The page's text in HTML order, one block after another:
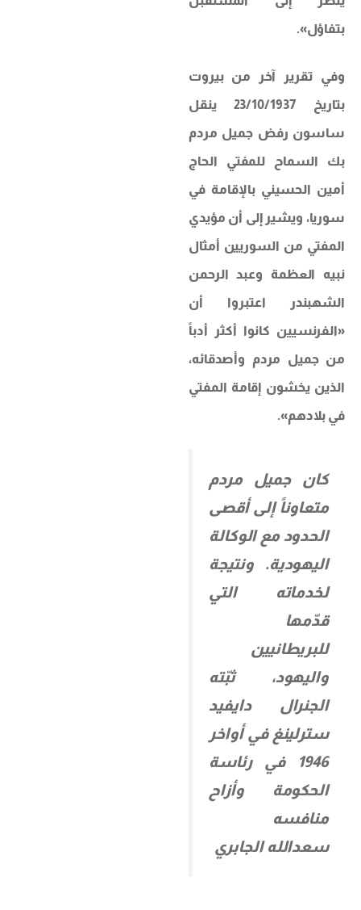
بتفاؤل».
وفي تقرير آخر من بيروت
بتاريخ 23/10/1937 ينقل
ساسون رفض جميل مردم
بك السماح للمفتي الحاج
أمين الحسيني بالإقامة في
سوريا، ويشير إلى أن مؤيدي
المفتي من السوريين أمثال
نبيه العظمة وعبد الرحمن
الشهبندر اعتبروا أن
«الفرنسيين كانوا أكثر أدباً
من جميل مردم وأصدقائه،
الذين يخشون إقامة المفتي
في بلادهم».
كان جميل مردم
متعاوناً إلى أقصى
الحدود مع الوكالة
اليهودية. ونتيجة
لخدماته التي
قدّمها
للبريطانيين
واليهود، ثبّته
الجنرال دايفيد
سترلينغ في أواخر
1946 في رئاسة
الحكومة وأزاح
منافسه
سعدالله الجابري